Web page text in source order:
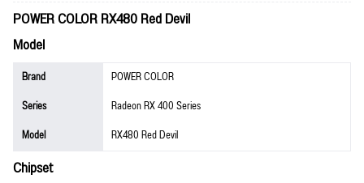
POWER COLOR RX480 Red Devil
Model
Brand
POWER COLOR
Series
Radeon RX 400 Series
Model
RX480 Red Devil
Chipset